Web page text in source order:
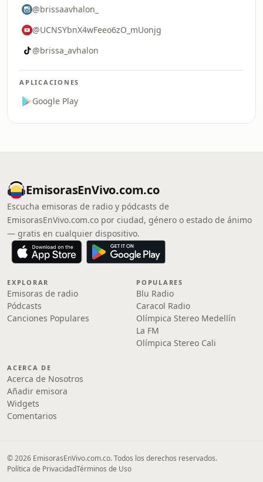
@brissaavhalon_
@UCNSYbnX4wFeeo6zO_mUonjg
@brissa_avhalon
APLICACIONES
Google Play
EmisorasEnVivo.com.co
Escucha emisoras de radio y pódcasts de
EmisorasEnVivo.com.co por ciudad, género o estado de ánimo
— gratis en cualquier dispositivo.
EXPLORAR
Emisoras de radio
Pódcasts
Canciones Populares
POPULARES
Blu Radio
Caracol Radio
Olímpica Stereo Medellín
La FM
Olímpica Stereo Cali
ACERCA DE
Acerca de Nosotros
Añadir emisora
Widgets
Comentarios
© 2026 EmisorasEnVivo.com.co. Todos los derechos reservados.
Política de PrivacidadTérminos de Uso